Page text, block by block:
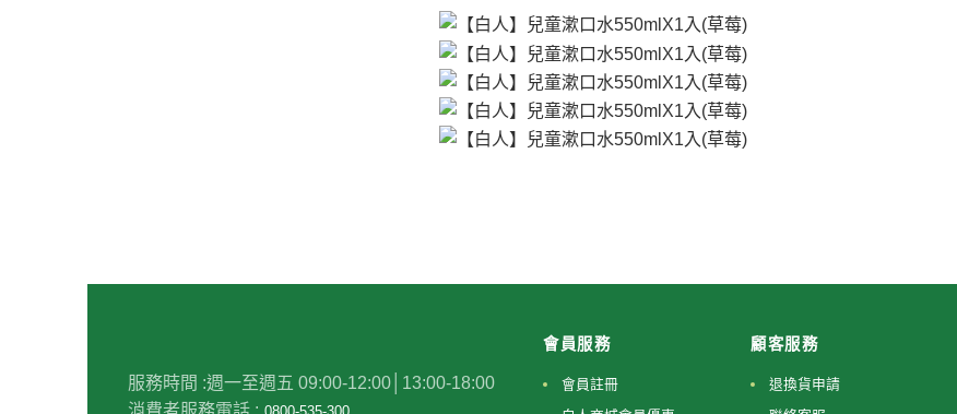
服務時間 :週一至週五 09:00-12:00│13:00-18:00
會員服務
會員註冊
顧客服務
退換貨申請